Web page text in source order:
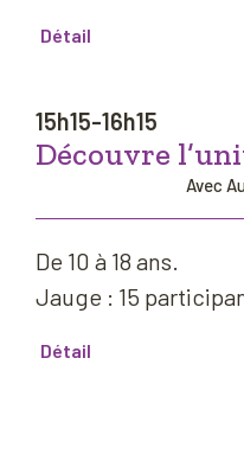
Détail
15h15-16h15
Découvre
Avec
De 10 à 18 ans.
Jauge : 15
Détail